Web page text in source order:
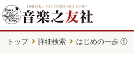
トップ 詳細検索 はじめの一歩 ①